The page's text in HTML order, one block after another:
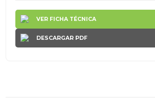
VER FICHA TÉCNICA
DESCARGAR PDF